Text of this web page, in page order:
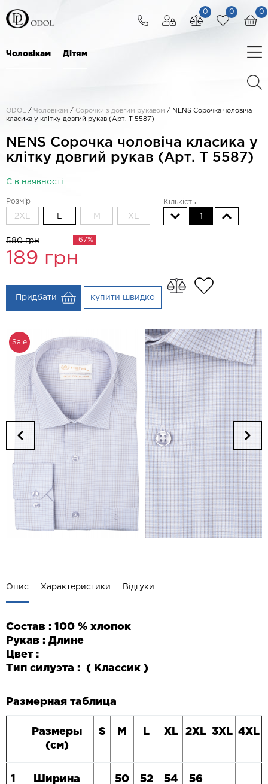
0
0
0
Чоловікам Дітям
ODOL / Чоловікам / Сорочки з довгим рукавом / NENS Сорочка чоловіча
класика у клітку довгий рукав (Арт. T 5587)
NENS Сорочка чоловіча класика у
клітку довгий рукав (Арт. T 5587)
Є в наявності
Розмір
2XL M XL
Кількість
580 грн
189 грн
-67%
Придбати купити швидко
Sale
Опис Характеристики Відгуки
Состав : 100 % хлопок
Рукав : Длине
Цвет :
Тип силуэта : ( Классик )
Размерная таблица
Размеры
(см)
S M L XL 2XL 3XL 4XL
1
Ширина
50 52 54 56